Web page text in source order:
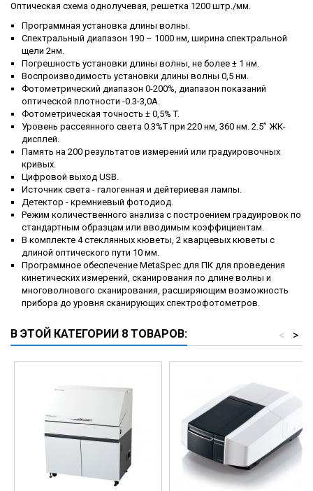
Оптическая схема однолучевая, решетка 1200 штр./мм.
Программная установка длины волны.
Спектральный диапазон 190 – 1000 нм, ширина спектральной
щели 2нм.
Погрешность установки длины волны, не более ± 1 нм.
Воспроизводимость установки длины волны 0,5 нм.
Фотометрический диапазон 0-200%, диапазон показаний
оптической плотности -0.3-3,0A.
Фотометрическая точность ± 0,5% T.
Уровень рассеянного света 0.3%T при 220 нм, 360 нм. 2.5” ЖК-
дисплей.
Память на 200 результатов измерений или градуировочных
кривых.
Цифровой выход USB.
Источник света - галогенная и дейтериевая лампы.
Детектор - кремниевый фотодиод.
Режим количественного анализа с построением градуировок по
стандартным образцам или вводимым коэффициентам.
В комплекте 4 стеклянных кюветы, 2 кварцевых кюветы с
длиной оптического пути 10 мм.
Программное обеспечение MetaSpec для ПК для проведения
кинетических измерений, сканирования по длине волны и
многоволнового сканирования, расширяющим возможность
прибора до уровня сканирующих спектрофотометров.
В ЭТОЙ КАТЕГОРИИ 8 ТОВАРОВ: >
<